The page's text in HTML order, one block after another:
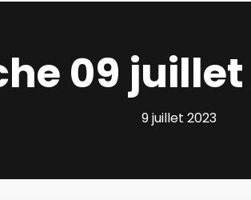
09 juillet
9 juillet 2023